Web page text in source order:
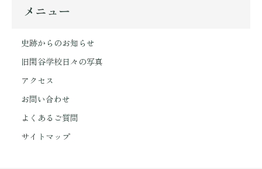
メニュー
史跡からのお知らせ
旧閑谷学校日々の写真
アクセス
お問い合わせ
よくあるご質問
サイトマップ